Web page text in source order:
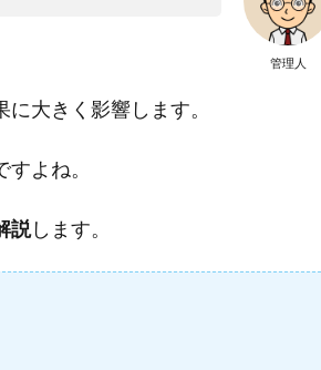
管理人
大きく影響します。
すよね。
説します。